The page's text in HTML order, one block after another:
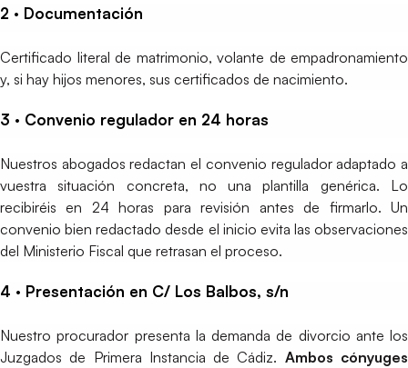
2 · Documentación
Certificado literal de matrimonio, volante de empadronamiento
y, si hay hijos menores, sus certificados de nacimiento.
3 · Convenio regulador en 24 horas
Nuestros abogados redactan el convenio regulador adaptado a
vuestra situación concreta, no una plantilla genérica. Lo
recibiréis en 24 horas para revisión antes de firmarlo. Un
convenio bien redactado desde el inicio evita las observaciones
del Ministerio Fiscal que retrasan el proceso.
4 · Presentación en C/ Los Balbos, s/n
Nuestro procurador presenta la demanda de divorcio ante los
Juzgados de Primera Instancia de Cádiz. Ambos cónyuges